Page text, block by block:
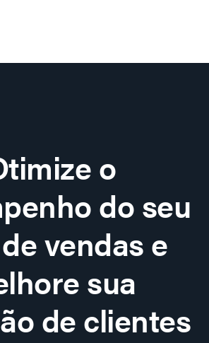
o
do seu
vendas e
sua
de clientes